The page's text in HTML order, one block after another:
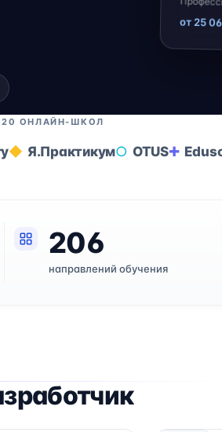
от 25
20 ОНЛАЙН-ШКОЛ
Я.Практикум OTUS
206
направлений обучения